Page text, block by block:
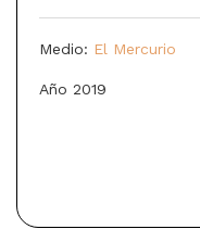
Medio: El Mercurio
Año 2019